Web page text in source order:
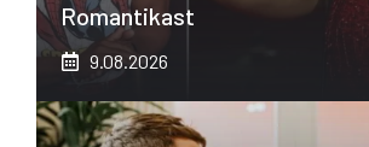
Romantikast
9.08.2026